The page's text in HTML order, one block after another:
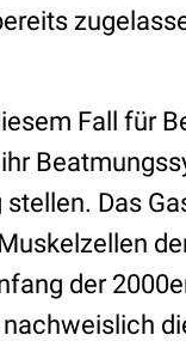
Fall für
Das
der